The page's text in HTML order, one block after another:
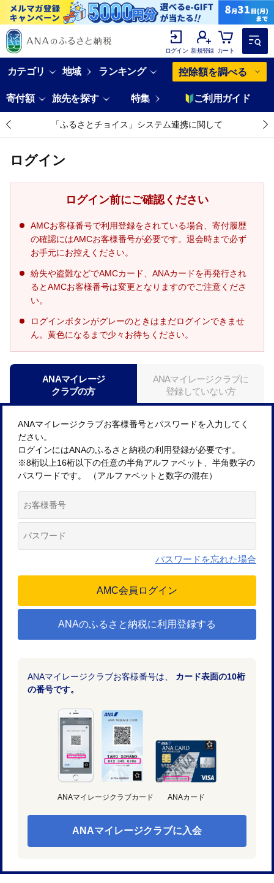
ログイン 新規登録 カート
カテゴリ 地域 ランキング 控除額を調べる
寄付額 旅先を探す 特集 ご利用ガイド
「ふるさとチョイス」システム連携に関して
ログイン
ログイン前にご確認ください
AMCお客様番号で利用登録をされている場合、寄付履歴
の確認にはAMCお客様番号が必要です。退会時まで必ず
お手元にお控えください。
紛失や盗難などでAMCカード、ANAカードを再発行され
るとAMCお客様番号は変更となりますのでご注意くださ
い。
ログインボタンがグレーのときはまだログインできませ
ん。黄色になるまで少々お待ちください。
ANAマイレージ
クラブの方
ANAマイレージクラブに
登録していない方
ANAマイレージクラブお客様番号とパスワードを入力してく
ださい。
ログインにはANAのふるさと納税の利用登録が必要です。
※8桁以上16桁以下の任意の半角アルファベット、半角数字の
パスワードです。 （アルファベットと数字の混在）
パスワードを忘れた場合
ANAのふるさと納税に利用登録する
ANAマイレージクラブお客様番号は、 カード表面の10桁
の番号です。
ANAマイレージクラブカード ANAカード
ANAマイレージクラブに入会